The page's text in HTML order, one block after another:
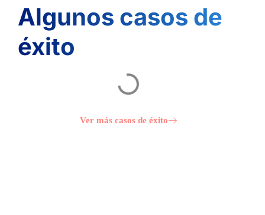
Algunos casos de
éxito
Ver más casos de éxito